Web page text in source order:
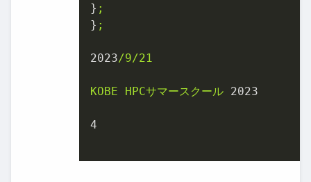
} ;
} ;
2023/9/21
KOBE HPCサマースクール 2023
4